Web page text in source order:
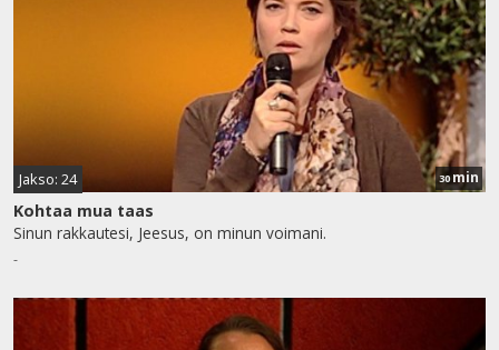
Jakso: 24 30min
Kohtaa mua taas
Sinun rakkautesi, Jeesus, on minun voimani.
-